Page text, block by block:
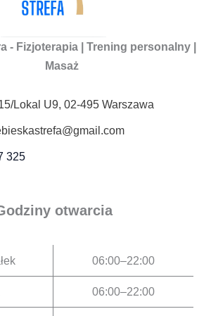
- Fizjoterapia | Trening personalny |
Masaż
Lokal U9, 02-495 Warszawa
325
otwarcia
06:00–22:00
06:00–22:00